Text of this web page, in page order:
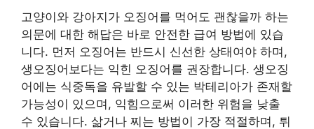
고양이와 강아지가 오징어를 먹어도 괜찮을까 하는
의문에 대한 해답은 바로 안전한 급여 방법에 있습
니다. 먼저 오징어는 반드시 신선한 상태여야 하며,
생오징어보다는 익힌 오징어를 권장합니다. 생오징
어에는 식중독을 유발할 수 있는 박테리아가 존재할
가능성이 있으며, 익힘으로써 이러한 위험을 낮출
수 있습니다. 삶거나 찌는 방법이 가장 적절하며, 튀